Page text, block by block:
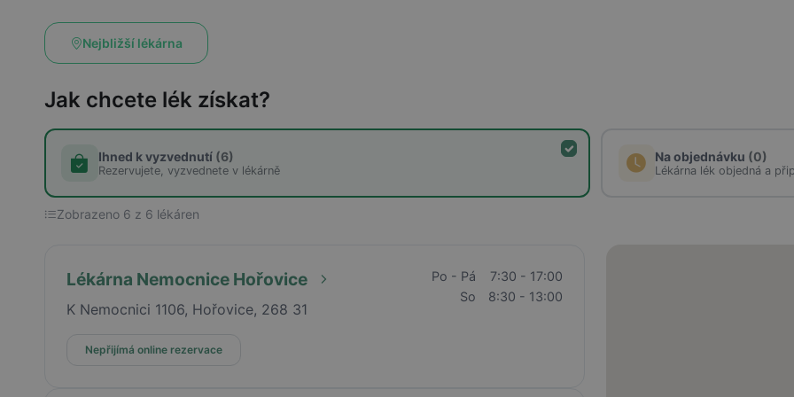
Nejbližší lékárna
Jak chcete lék získat?
Ihned k vyzvednutí (6)
Rezervujete, vyzvednete v lékárně
Na objednávku (0)
Lékárna lék objedná a
Zobrazeno 6 z 6 lékáren
Lékárna Nemocnice Hořovice
K Nemocnici 1106, Hořovice, 268 31
Po - Pá
7:30 - 17:00
So
8:30 - 13:00
Nepřijímá online rezervace